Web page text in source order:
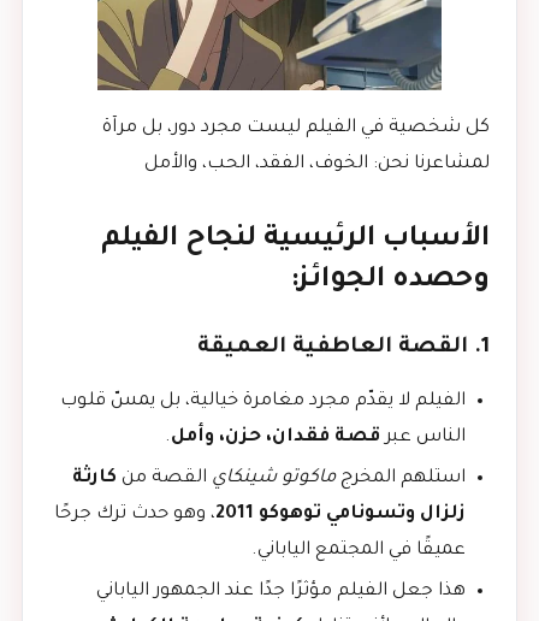
كل شخصية في الفيلم ليست مجرد دور، بل مرآة
لمشاعرنا نحن: الخوف، الفقد، الحب، والأمل
الأسباب الرئيسية لنجاح الفيلم
وحصده الجوائز:
1. القصة العاطفية العميقة
الفيلم لا يقدّم مجرد مغامرة خيالية، بل يمسّ قلوب
الناس عبر قصة فقدان، حزن، وأمل.
استلهم المخرجماكوتو شينكاي القصة من كارثة
زلزال وتسونامي توهوكو 2011
، وهو حدث ترك جرحًا
عميقًا في المجتمع الياباني.
هذا جعل الفيلم مؤثرًا جدًا عند الجمهور الياباني